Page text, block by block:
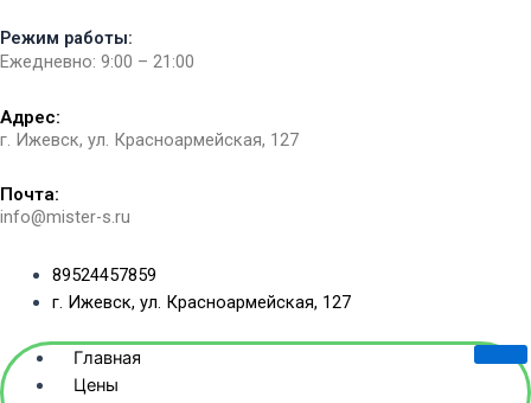
к
содержимому
Режим работы:
Ежедневно: 9:00 – 21:00
Адрес:
г. Ижевск, ул. Красноармейская, 127​
Почта:
info@mister-s.ru
89524457859
г. Ижевск, ул. Красноармейская, 127
Главная
Цены